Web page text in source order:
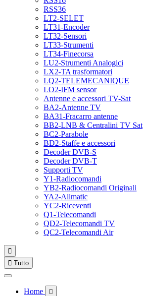
RSS36
LT2-SELET
LT31-Encoder
LT32-Sensori
LT33-Strumenti
LT34-Finecorsa
LU2-Strumenti Analogici
LX2-TA trasformatori
LQ2-TELEMECANIQUE
LO2-IFM sensor
Antenne e accessori TV-Sat
BA2-Antenne TV
BA31-Fracarro antenne
BB2-LNB & Centralini TV Sat
BC2-Parabole
BD2-Staffe e accessori
Decoder DVB-S
Decoder DVB-T
Supporti TV
Y1-Radiocomandi
YB2-Radiocomandi Originali
YA2-Allmatic
YC2-Riceventi
Q1-Telecomandi
QD2-Telecomandi TV
QC2-Telecomandi Air

 Tutto
Home 